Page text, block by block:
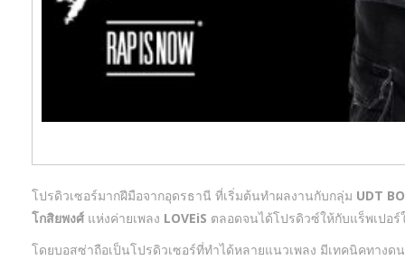
โปรดิวเซอร์มากฝีมือจากอุดรธานี ที่เริ่มต้นทำผลงานกับกลุ่ม UDT
โกสิยพงศ์ แห่งค่ายเพลง LOVEiS ตลอดจนได้โปรดิวซ์ให้กับแร็พเปอ
โดยบอสซ่าถือเป็นโปรดิวเซอร์ที่ทำได้หลายแนวเพลง มีเทคนิคทา